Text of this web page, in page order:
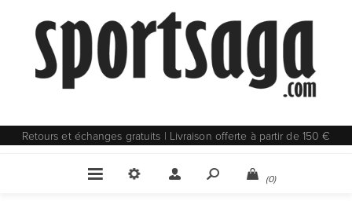
Retours et échanges gratuits | Livraison offerte à partir de 150 €
(0)